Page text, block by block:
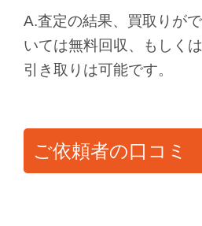
A.査定の結果、買取りが
いては無料回収、もしく
引き取りは可能です。
ご依頼者の口コミ